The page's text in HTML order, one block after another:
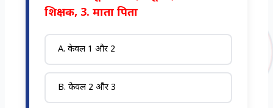
शिक्षक, 3. माता पिता
A. केवल 1 और 2
B. केवल 2 और 3